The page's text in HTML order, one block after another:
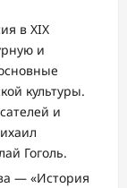
в XIX
и
культуры.
и
Гоголь.
— «История